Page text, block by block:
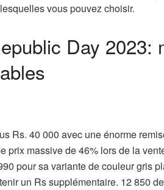
vous pouvez choisir.
Day 2023:
Rs. 40 000 avec une énorme
prix massive de 46% lors de la
pour sa variante de couleur gris
un Rs supplémentaire. 12 850